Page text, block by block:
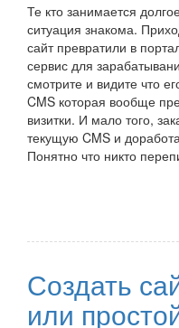
Те кто занимается
ситуация знакома.
сайт превратили в
сервис для
смотрите и видите что
CMS которая вообще
визитки. И мало того,
текущую CMS и
Понятно что никто
Создать
или